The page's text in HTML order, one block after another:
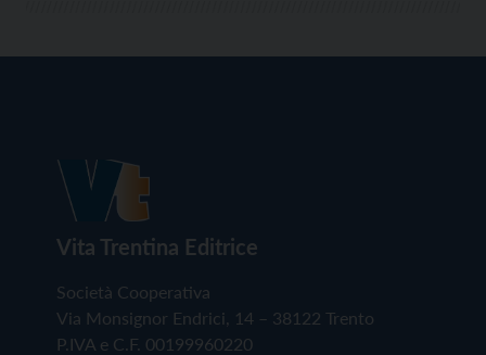
Vita Trentina Editrice
Società Cooperativa
Via Monsignor Endrici, 14 – 38122 Trento
P.IVA e C.F. 00199960220